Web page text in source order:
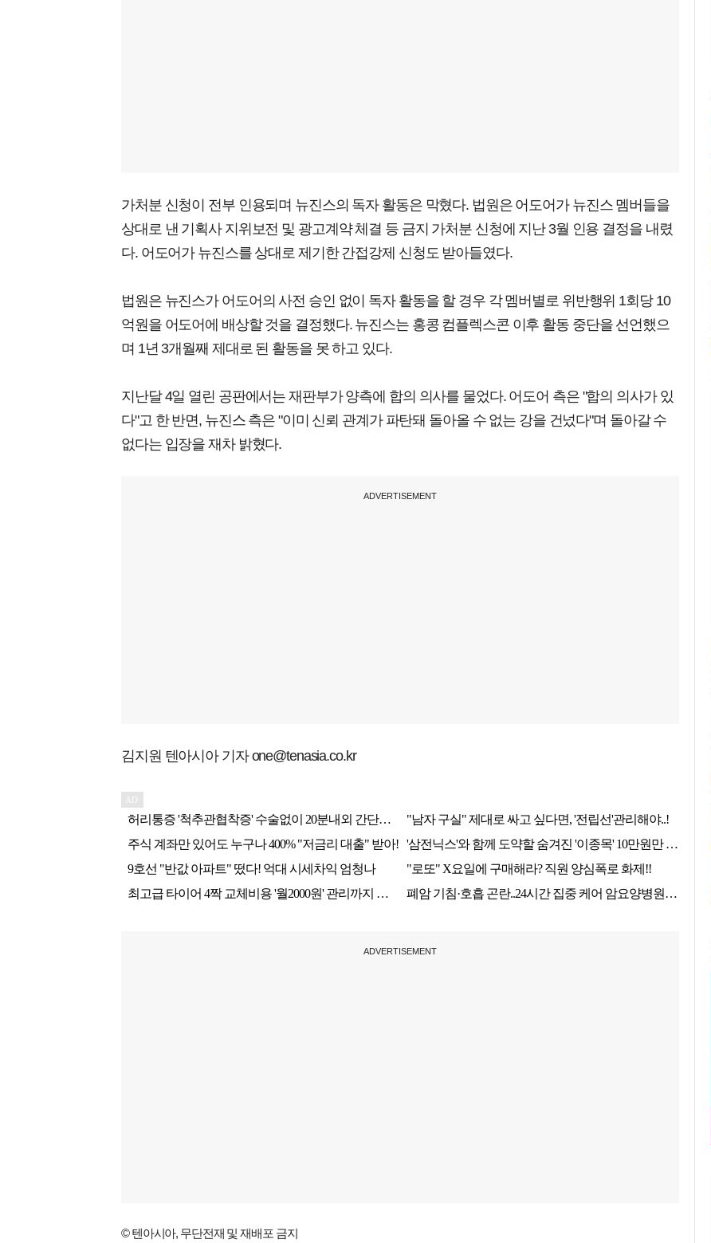
가처분 신청이 전부 인용되며 뉴진스의 독자 활동은 막혔다. 법원은 어도어가 뉴진스 멤버들을
상대로 낸 기획사 지위보전 및 광고계약 체결 등 금지 가처분 신청에 지난 3월 인용 결정을 내렸
다. 어도어가 뉴진스를 상대로 제기한 간접강제 신청도 받아들였다.
법원은 뉴진스가 어도어의 사전 승인 없이 독자 활동을 할 경우 각 멤버별로 위반행위 1회당 10
억원을 어도어에 배상할 것을 결정했다. 뉴진스는 홍콩 컴플렉스콘 이후 활동 중단을 선언했으
며 1년 3개월째 제대로 된 활동을 못 하고 있다.
지난달 4일 열린 공판에서는 재판부가 양측에 합의 의사를 물었다. 어도어 측은 "합의 의사가 있
다"고 한 반면, 뉴진스 측은 "이미 신뢰 관계가 파탄돼 돌아올 수 없는 강을 건넜다"며 돌아갈 수
없다는 입장을 재차 밝혔다.
ADVERTISEMENT
김지원 텐아시아 기자 one@tenasia.co.kr
ADVERTISEMENT
© 텐아시아, 무단전재 및 재배포 금지